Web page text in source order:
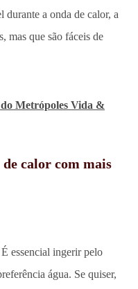
durante a onda de calor, a
mas que são fáceis de
do Metrópoles Vida &
calor com mais
essencial ingerir pelo
água. Se quiser,